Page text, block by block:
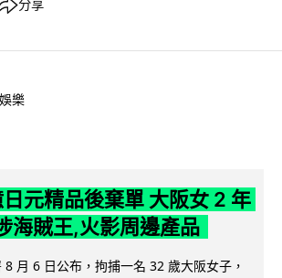
分享
樂
元精品後棄單 大阪女 2 年
海賊王,火影周邊產品
8 月 6 日公布，拘捕一名 32 歲大阪女子，